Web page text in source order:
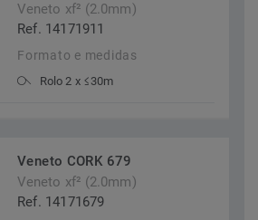
Veneto xf² (2.0mm)
Ref. 14171911
Formato e medidas
Rolo 2 x ≤30m
Veneto CORK 679
Veneto xf² (2.0mm)
Ref. 14171679